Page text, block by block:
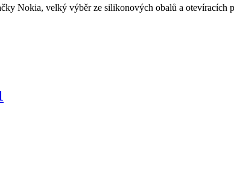
Nokia, velký výběr ze silikonových obalů a otevíracích